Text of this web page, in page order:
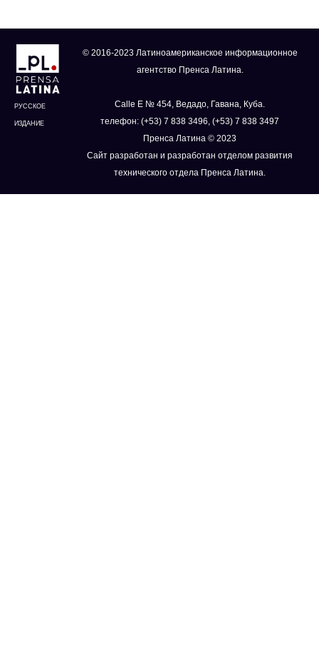
РУССКОЕ
ИЗДАНИЕ
© 2016-2023 Латиноамериканское информационное
агентство Пренса Латина.
Calle E № 454, Ведадо, Гавана, Куба.
телефон: (+53) 7 838 3496, (+53) 7 838 3497
Пренса Латина © 2023
Сайт разработан и разработан отделом развития
технического отдела Пренса Латина.